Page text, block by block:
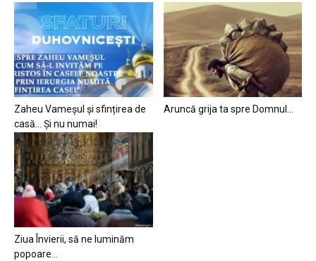
Zaheu Vameșul și sfințirea de
casă… Și nu numai!
Aruncă grija ta spre Domnul…
Ziua Învierii, să ne luminăm
popoare…